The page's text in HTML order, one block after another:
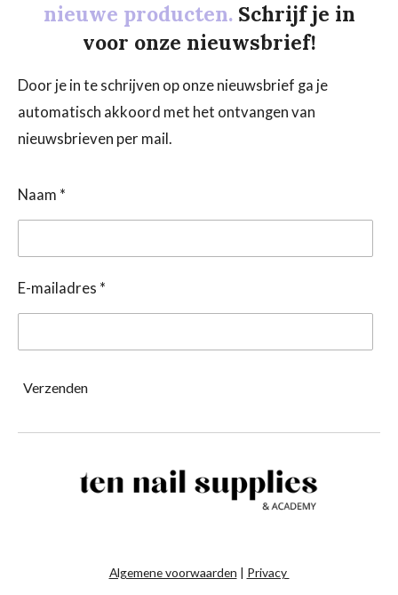
nieuwe producten. Schrijf je in
voor onze nieuwsbrief!
Door je in te schrijven op onze nieuwsbrief ga je
automatisch akkoord met het ontvangen van
nieuwsbrieven per mail.
Naam *
E-mailadres *
Verzenden
Algemene voorwaarden | Privacy